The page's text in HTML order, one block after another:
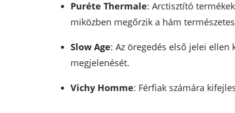
Puréte Thermale: Arctisztító
miközben megőrzik a hám
Slow Age: Az öregedés első jelei
megjelenését.
Vichy Homme: Férfiak számára